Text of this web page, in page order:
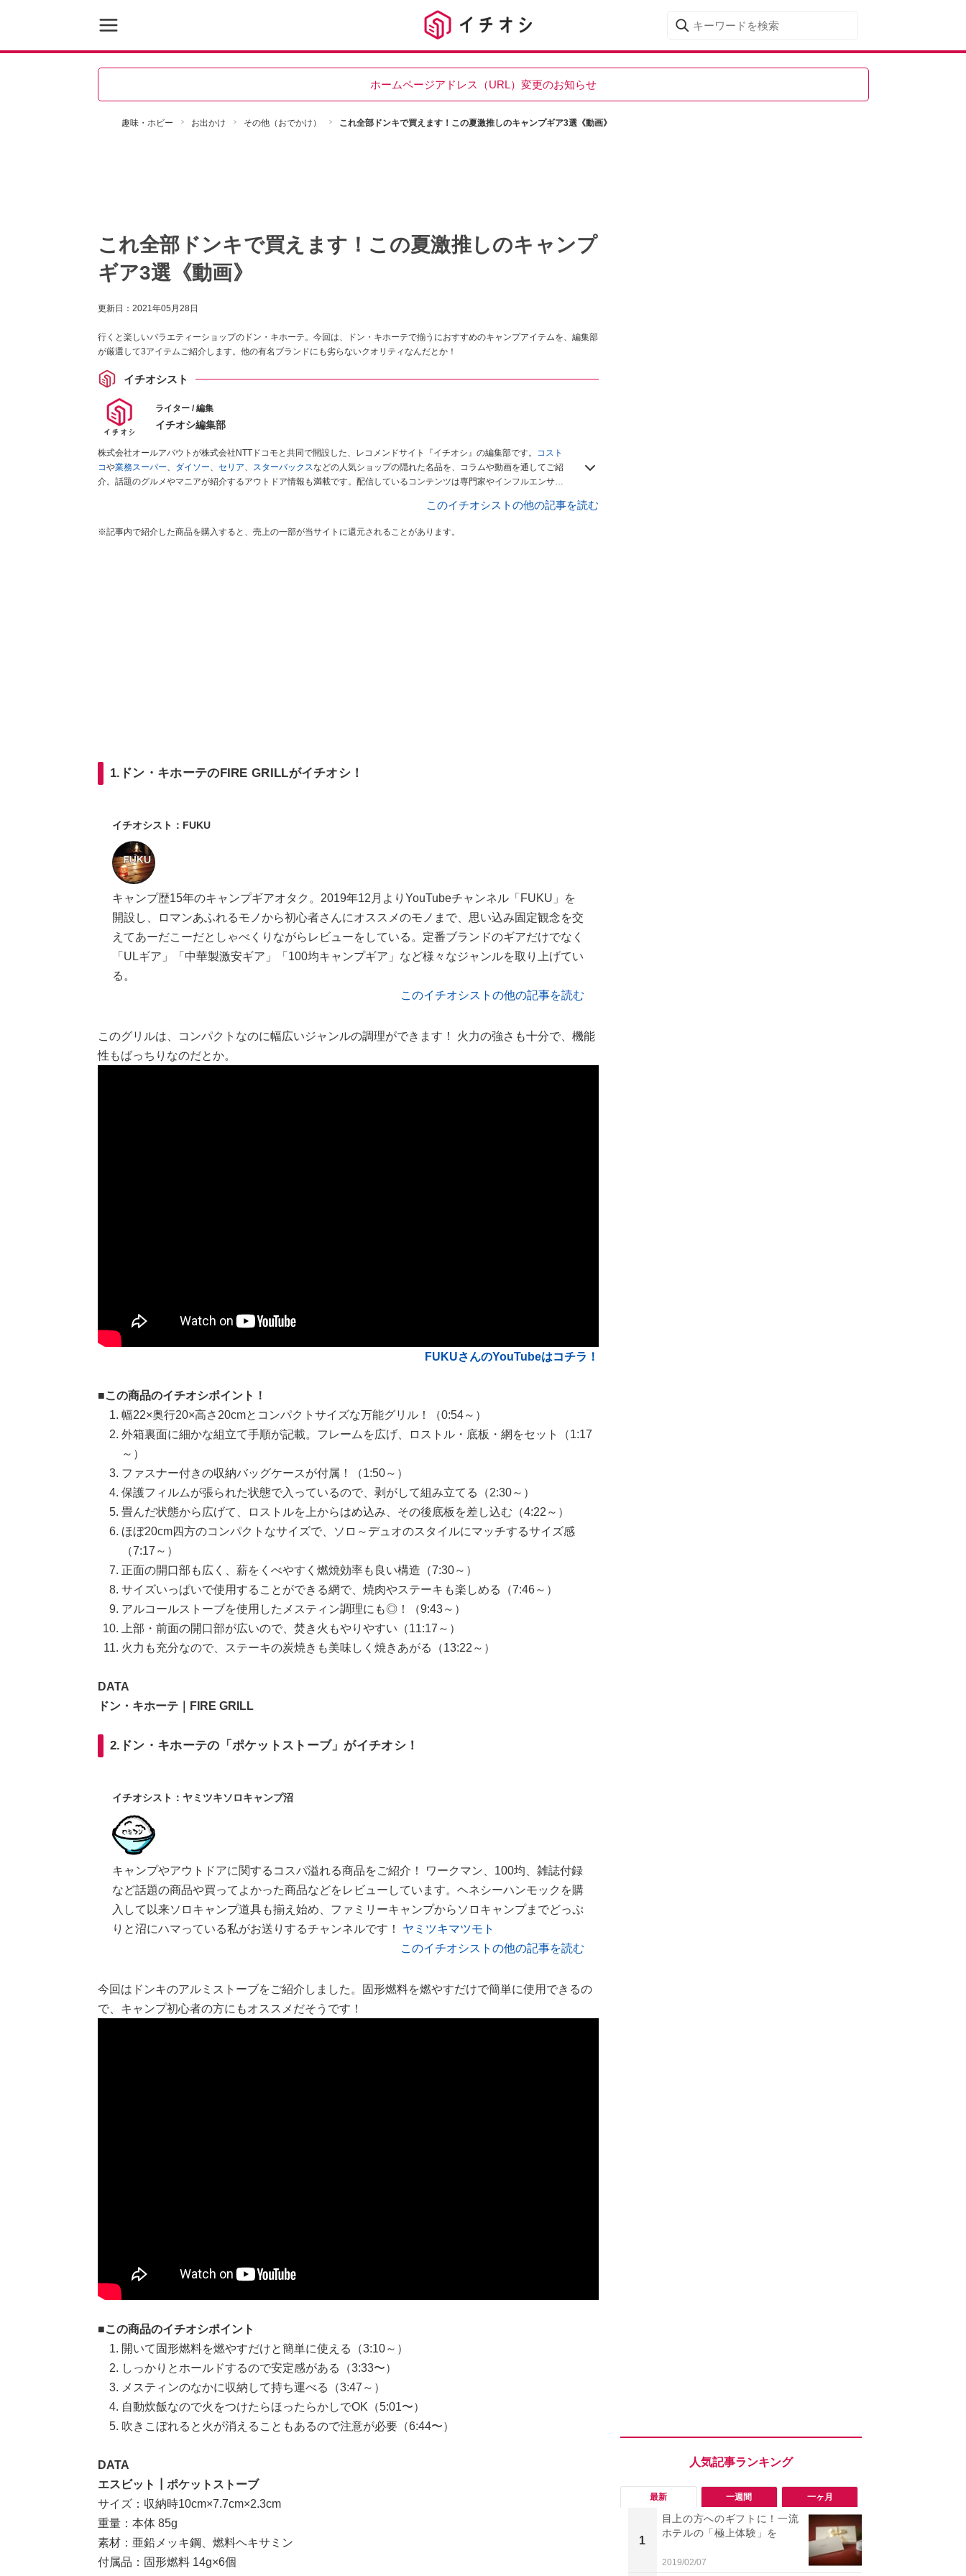
ホームページアドレス（URL）変更のお知らせ
趣味・ホビー お出かけ その他（おでかけ） これ全部ドンキで買えます！この夏激推しのキャンプギア3選《動画》
これ全部ドンキで買えます！この夏激推しのキャンプ
ギア3選《動画》
更新日： 2021年05月28日
行くと楽しいバラエティーショップのドン・キホーテ。今回は、ドン・キホーテで揃うにおすすめのキャンプアイテムを、編集部
が厳選して3アイテムご紹介します。他の有名ブランドにも劣らないクオリティなんだとか！
イチオシスト
ライター / 編集
イチオシ編集部
株式会社オールアバウトが株式会社NTTドコモと共同で開設した、レコメンドサイト『イチオシ』の編集部です。
コスト
コや業務スーパー、 ダイソー、 セリア、 スターバックスなどの人気ショップの隠れた名品を、コラムや動画を通してご紹
介。話題のグルメやマニアが紹介するアウトドア情報も満載です。配信しているコンテンツは専門家やインフルエンサー
このイチオシストの他の記事を読む
※記事内で紹介した商品を購入すると、売上の一部が当サイトに還元されることがあります。
1.ドン・キホーテのFIRE GRILLがイチオシ！
イチオシスト：FUKU
キャンプ歴15年のキャンプギアオタク。2019年12月よりYouTubeチャンネル「FUKU」を
開設し、ロマンあふれるモノから初心者さんにオススメのモノまで、思い込み固定観念を交
えてあーだこーだとしゃべくりながらレビューをしている。定番ブランドのギアだけでなく
「ULギア」「中華製激安ギア」「100均キャンプギア」など様々なジャンルを取り上げてい
る。
このイチオシストの他の記事を読む
このグリルは、コンパクトなのに幅広いジャンルの調理ができます！ 火力の強さも十分で、機能
性もばっちりなのだとか。
FUKUさんのYouTubeはコチラ！
■この商品のイチオシポイント！
幅22×奥行20×高さ20cmとコンパクトサイズな万能グリル！（0:54～）
外箱裏面に細かな組立て手順が記載。フレームを広げ、ロストル・底板・網をセット（1:17
～）
ファスナー付きの収納バッグケースが付属！（1:50～）
保護フィルムが張られた状態で入っているので、剥がして組み立てる（2:30～）
畳んだ状態から広げて、ロストルを上からはめ込み、その後底板を差し込む（4:22～）
ほぼ20cm四方のコンパクトなサイズで、ソロ～デュオのスタイルにマッチするサイズ感
（7:17～）
正面の開口部も広く、薪をくべやすく燃焼効率も良い構造（7:30～）
サイズいっぱいで使用することができる網で、焼肉やステーキも楽しめる（7:46～）
アルコールストーブを使用したメスティン調理にも◎！（9:43～）
上部・前面の開口部が広いので、焚き火もやりやすい（11:17～）
火力も充分なので、ステーキの炭焼きも美味しく焼きあがる（13:22～）
DATA
ドン・キホーテ｜FIRE GRILL
2.ドン・キホーテの「ポケットストーブ」がイチオシ！
イチオシスト：ヤミツキソロキャンプ沼
キャンプやアウトドアに関するコスパ溢れる商品をご紹介！ ワークマン、100均、雑誌付録
など話題の商品や買ってよかった商品などをレビューしています。ヘネシーハンモックを購
入して以来ソロキャンプ道具も揃え始め、ファミリーキャンプからソロキャンプまでどっぷ
りと沼にハマっている私がお送りするチャンネルです！ ヤミツキマツモト
このイチオシストの他の記事を読む
今回はドンキのアルミストーブをご紹介しました。固形燃料を燃やすだけで簡単に使用できるの
で、キャンプ初心者の方にもオススメだそうです！
■この商品のイチオシポイント
開いて固形燃料を燃やすだけと簡単に使える（3:10～）
しっかりとホールドするので安定感がある（3:33〜）
メスティンのなかに収納して持ち運べる（3:47～）
自動炊飯なので火をつけたらほったらかしでOK（5:01〜）
吹きこぼれると火が消えることもあるので注意が必要（6:44〜）
DATA
エスビット┃ポケットストーブ
サイズ：収納時10cm×7.7cm×2.3cm
重量：本体 85g
素材：亜鉛メッキ鋼、燃料ヘキサミン
付属品：固形燃料 14g×6個
最新 一週間 一ヶ月
1
目上の方へのギフトに！一流
ホテルの「極上体験」を
2019/02/07